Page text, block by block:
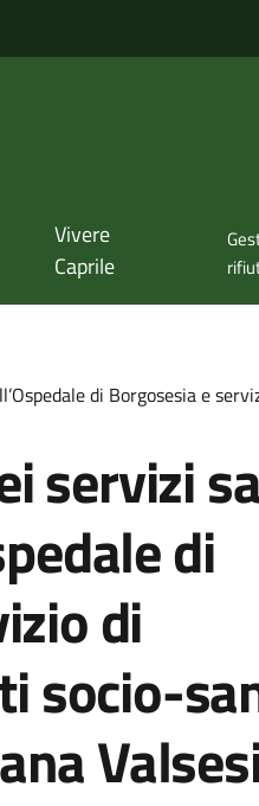
Vivere
Caprile
di Borgosesia e
servizi
di
di
socio-